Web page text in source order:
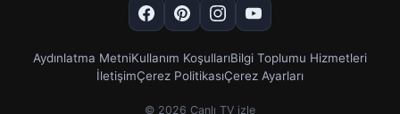
Aydınlatma MetniKullanım KoşullarıBilgi Toplumu Hizmetleri
İletişimÇerez PolitikasıÇerez Ayarları
© 2026 Canlı TV izle